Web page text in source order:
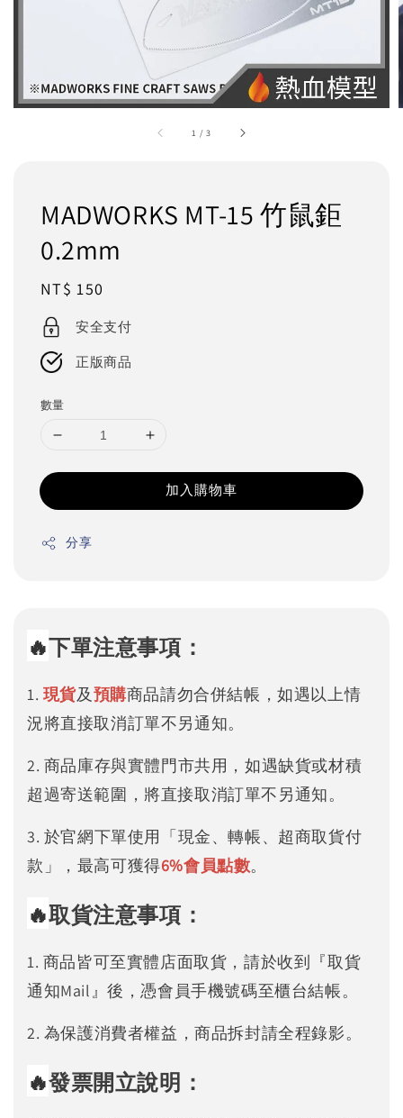
1 /3
MADWORKS MT-15 竹鼠鉅
0.2mm
Regular
price
NT$ 150
安全支付
正版商品
數量
加入購物車
分享
🔥下單注意事項：
1. 現貨及預購商品請勿合併結帳，如遇以上情
況將直接取消訂單不另通知。
2. 商品庫存與實體門市共用，如遇缺貨或材積
超過寄送範圍，將直接取消訂單不另通知。
3. 於官網下單使用「現金、轉帳、超商取貨付
款」，最高可獲得6%會員點數。
🔥取貨注意事項：
1. 商品皆可至實體店面取貨，請於收到『取貨
通知Mail』後，憑會員手機號碼至櫃台結帳。
2. 為保護消費者權益，商品拆封請全程錄影。
🔥發票開立說明：